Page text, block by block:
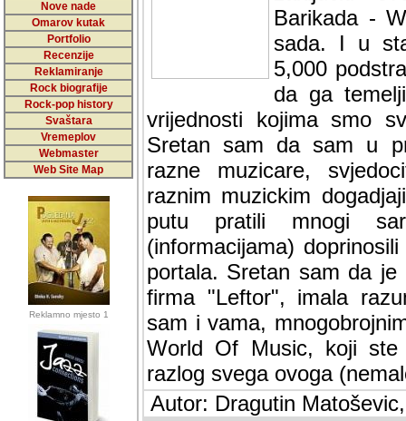
Nove nade
Omarov kutak
Portfolio
Recenzije
Reklamiranje
Rock biografije
Rock-pop history
Svaštara
Vremeplov
Webmaster
Web Site Map
Reklamno mjesto 1
Barikada -
sada. I u
5,000
da ga
vrijednosti kojima smo
Sretan sam da sam u
muzicare, svjedociti
muzickim dogadjajima...
mnogi saradnici koji
doprinosili vrijednosti i
sam da je i moj web
imala razumijevanja za
mnogobrojnim
Music, koji ste ga
ovoga (nemalog) rada.
Autor: Dragutin